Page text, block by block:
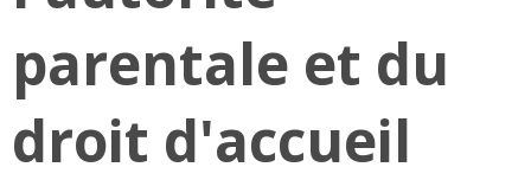
parentale et du
droit d'accueil